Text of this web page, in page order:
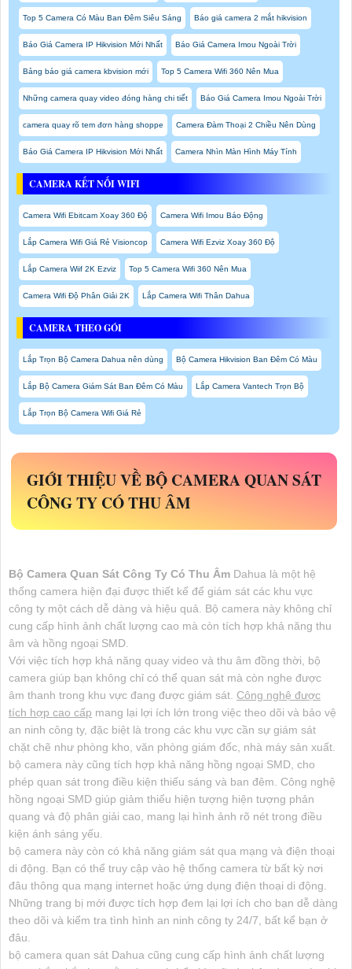
Top 5 Camera Có Màu Ban Đêm Siêu Sáng Báo giá camera 2 mắt hikvision
Báo Giá Camera IP Hikvision Mới Nhất Báo Giá Camera Imou Ngoài Trời
Bảng báo giá camera kbvision mới Top 5 Camera Wifi 360 Nên Mua
Những camera quay video đóng hàng chi tiết Báo Giá Camera Imou Ngoài Trời
camera quay rõ tem đơn hàng shoppe Camera Đàm Thoại 2 Chiều Nên Dùng
Báo Giá Camera IP Hikvision Mới Nhất Camera Nhìn Màn Hình Máy Tính
CAMERA KẾT NỐI WIFI
Camera Wifi Ebitcam Xoay 360 Độ Camera Wifi Imou Báo Động
Lắp Camera Wifi Giá Rẻ Visioncop Camera Wifi Ezviz Xoay 360 Độ
Lắp Camera Wiif 2K Ezviz Top 5 Camera Wifi 360 Nên Mua
Camera Wifi Độ Phân Giải 2K Lắp Camera Wifi Thân Dahua
CAMERA THEO GÓI
Lắp Trọn Bộ Camera Dahua nên dùng Bộ Camera Hikvision Ban Đêm Có Màu
Lắp Bộ Camera Giám Sát Ban Đêm Có Màu Lắp Camera Vantech Trọn Bộ
Lắp Trọn Bộ Camera Wifi Giá Rẻ
GIỚI THIỆU VỀBỘ CAMERA QUAN SÁT
CÔNG TY CÓ THU ÂM
Bộ Camera Quan Sát Công Ty Có Thu Âm Dahua là một hệ
thống camera hiện đại được thiết kế để giám sát các khu vực
công ty một cách dễ dàng và hiệu quả. Bộ camera này không chỉ
cung cấp hình ảnh chất lượng cao mà còn tích hợp khả năng thu
âm và hồng ngoại SMD.
Với việc tích hợp khả năng quay video và thu âm đồng thời, bộ
camera giúp bạn không chỉ có thể quan sát mà còn nghe được
âm thanh trong khu vực đang được giám sát. Công nghệ được
tích hợp cao cấp mang lại lợi ích lớn trong việc theo dõi và bảo vệ
an ninh công ty, đặc biệt là trong các khu vực cần sự giám sát
chặt chẽ như phòng kho, văn phòng giám đốc, nhà máy sản xuất.
bộ camera này cũng tích hợp khả năng hồng ngoại SMD, cho
phép quan sát trong điều kiện thiếu sáng và ban đêm. Công nghệ
hồng ngoại SMD giúp giảm thiểu hiện tượng hiện tượng phản
quang và độ phân giải cao, mang lại hình ảnh rõ nét trong điều
kiện ánh sáng yếu.
bộ camera này còn có khả năng giám sát qua mạng và điện thoại
di động. Bạn có thể truy cập vào hệ thống camera từ bất kỳ nơi
đâu thông qua mạng internet hoặc ứng dụng điện thoại di động.
Những trang bị mới được tích hợp đem lại lợi ích cho bạn dễ dàng
theo dõi và kiểm tra tình hình an ninh công ty 24/7, bất kể bạn ở
đâu.
bộ camera quan sát Dahua cũng cung cấp hình ảnh chất lượng